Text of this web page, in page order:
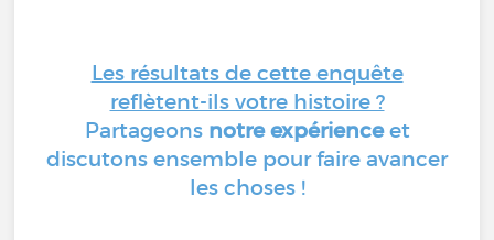
Les résultats de cette enquête
reflètent-ils votre histoire ?
Partageonsnotre expérienceet
discutons ensemble pour faire avancer
les choses !